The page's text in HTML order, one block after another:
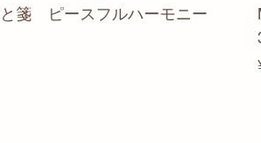
箋 ピースフルハーモニー